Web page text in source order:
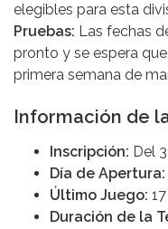
elegibles para esta
Pruebas: Las fechas
pronto y se espera
primera semana de
Información de
Inscripción: Del
Día de Apertura:
Último Juego:
Duración de la